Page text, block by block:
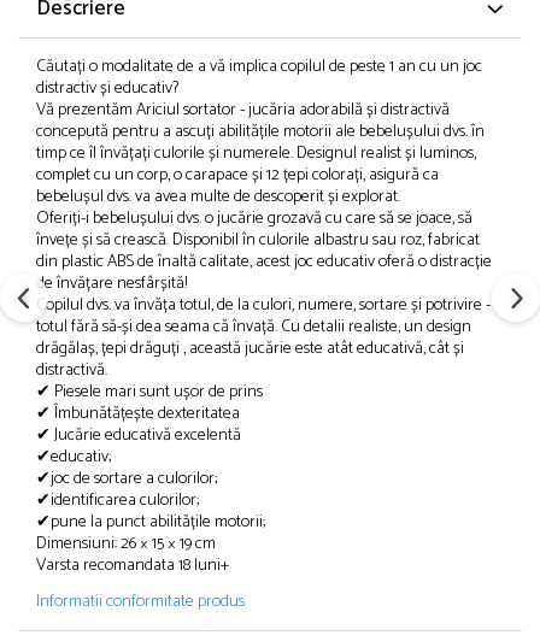
Descriere
Căutați o modalitate de a vă implica copilul de peste 1 an cu un joc
distractiv și educativ?
Vă prezentăm Ariciul sortator - jucăria adorabilă și distractivă
concepută pentru a ascuți abilitățile motorii ale bebelușului dvs. în
timp ce îl învățați culorile și numerele. Designul realist și luminos,
complet cu un corp, o carapace și 12 țepi colorați, asigură ca
bebelușul dvs. va avea multe de descoperit și explorat.
Oferiți-i bebelușului dvs. o jucărie grozavă cu care să se joace, să
învețe și să crească. Disponibil în culorile albastru sau roz, fabricat
din plastic ABS de înaltă calitate, acest joc educativ oferă o distracție
de învățare nesfârșită!
Copilul dvs. va învăța totul, de la culori, numere, sortare și potrivire -
totul fără să-și dea seama că învață. Cu detalii realiste, un design
drăgălaș, țepi drăguți , această jucărie este atât educativă, cât și
distractivă.
✔ Piesele mari sunt ușor de prins
✔ Îmbunătățește dexteritatea
✔ Jucărie educativă excelentă
✔educativ;
✔joc de sortare a culorilor;
✔identificarea culorilor;
✔pune la punct abilitățile motorii;
Dimensiuni: 26 × 15 × 19 cm
Varsta recomandata 18 luni+
Informatii conformitate produs